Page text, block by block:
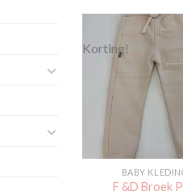
heeft
Deze
optie
kan
op
de
Korting!
BABY
F &D Broek